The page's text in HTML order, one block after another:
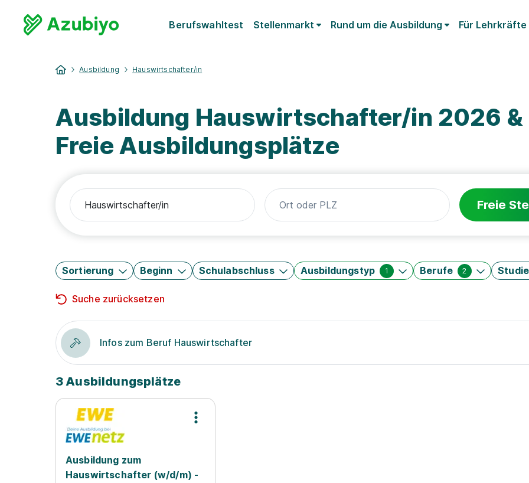
Berufswahltest Stellenmarkt Rund um die Ausbildung Für Lehrkräfte
Ausbildung Hauswirtschafter/in
Ausbildung Hauswirtschafter/in 2026 &
Freie Ausbildungsplätze
Freie
Sortierung Beginn Schulabschluss Ausbildungstyp 1 Berufe 2
Suche zurücksetzen
Infos zum Beruf Hauswirtschafter
3 Ausbildungsplätze
Ausbildung zum
Hauswirtschafter (w/d/m) -